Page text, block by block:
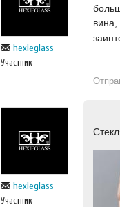
hexieglass
Участник
hexieglass
Участник